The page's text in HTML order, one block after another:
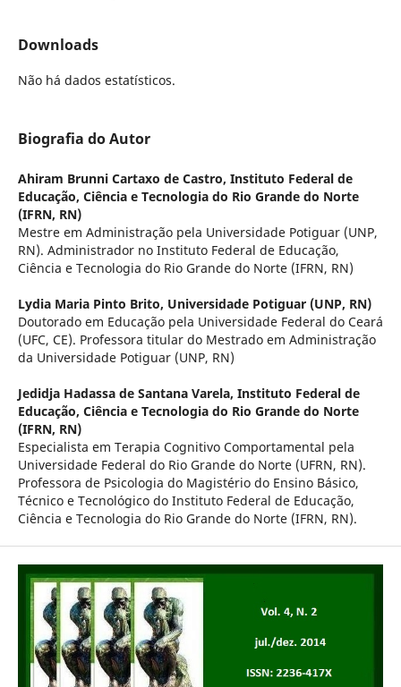
Downloads
Não há dados estatísticos.
Biografia do Autor
Ahiram Brunni Cartaxo de Castro, Instituto Federal de
Educação, Ciência e Tecnologia do Rio Grande do Norte
(IFRN, RN)
Mestre em Administração pela Universidade Potiguar (UNP,
RN). Administrador no Instituto Federal de Educação,
Ciência e Tecnologia do Rio Grande do Norte (IFRN, RN)
Lydia Maria Pinto Brito, Universidade Potiguar (UNP, RN)
Doutorado em Educação pela Universidade Federal do Ceará
(UFC, CE). Professora titular do Mestrado em Administração
da Universidade Potiguar (UNP, RN)
Jedidja Hadassa de Santana Varela, Instituto Federal de
Educação, Ciência e Tecnologia do Rio Grande do Norte
(IFRN, RN)
Especialista em Terapia Cognitivo Comportamental pela
Universidade Federal do Rio Grande do Norte (UFRN, RN).
Professora de Psicologia do Magistério do Ensino Básico,
Técnico e Tecnológico do Instituto Federal de Educação,
Ciência e Tecnologia do Rio Grande do Norte (IFRN, RN).